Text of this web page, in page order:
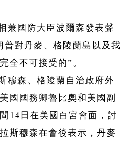
兼國防大臣波爾森發表聲
普對丹麥、格陵蘭島以及我
全不可接受的”。
穆森、格陵蘭自治政府外
國國務卿魯比奧和美國副
14日在美國白宮會面，討
斯穆森在會後表示，丹麥